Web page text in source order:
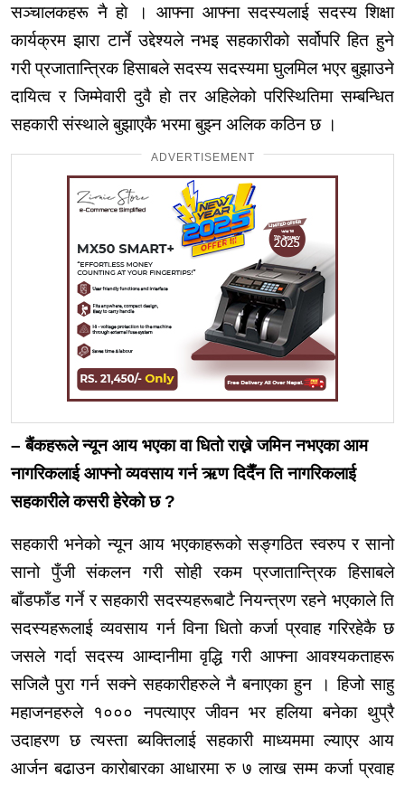
सञ्चालकहरू नै हाे । आफ्ना आफ्ना सदस्यलाई सदस्य शिक्षा
कार्यक्रम झारा टार्ने उद्देश्यले नभइ सहकारीको सर्वोपरि हित हुने
गरी प्रजातान्त्रिक हिसाबले सदस्य सदस्यमा घुलमिल भएर बुझाउने
दायित्व र जिम्मेवारी दुवै हो तर अहिलेको परिस्थितिमा सम्बन्धित
सहकारी संस्थाले बुझाएकै भरमा बुझ्न अलिक कठिन छ ।
ADVERTISEMENT
– बैंकहरूले न्यून आय भएका वा धितो राख्ने जमिन नभएका आम
नागरिकलाई आफ्नो व्यवसाय गर्न ऋण दिदैँन ति नागरिकलाई
सहकारीले कसरी हेरेको छ ?
सहकारी भनेको न्यून आय भएकाहरूको सङ्गठित स्वरुप र सानो
सानो पुँजी संकलन गरी सोही रकम प्रजातान्त्रिक हिसाबले
बाँडफाँड गर्ने र सहकारी सदस्यहरूबाटै नियन्त्रण रहने भएकाले ति
सदस्यहरूलाई व्यवसाय गर्न विना धितो कर्जा प्रवाह गरिरहेकै छ
जसले गर्दा सदस्य आम्दानीमा वृद्धि गरी आफ्ना आवश्यकताहरू
सजिलै पुरा गर्न सक्नेसहकारीहरुलेनै बनाएका हुन । हिजो साहु
महाजनहरुले१००० नपत्याएर जीवन भर हलिया बनेका थुप्रै
उदाहरण छ त्यस्ता ब्यक्तिलाई सहकारी माध्यममा ल्याएर आय
आर्जन बढाउन कारोबारका आधारमा रु ७ लाख सम्म कर्जा प्रवाह